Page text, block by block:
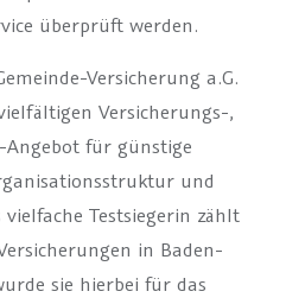
überprüft werden.
Versicherung a.G.
Versicherungs-,
Angebot für günstige
und
Testsiegerin zählt
in Baden-
sie hierbei für das